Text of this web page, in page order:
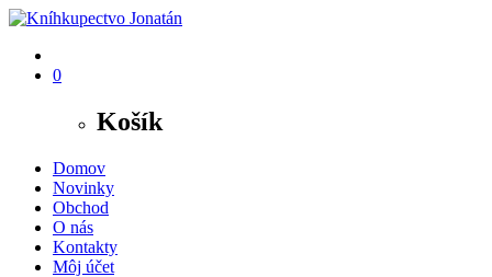
0
Košík
Domov
Novinky
Obchod
O nás
Kontakty
Môj účet